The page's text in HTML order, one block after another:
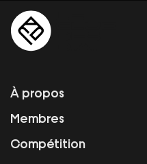
À propos
Membres
Compétition